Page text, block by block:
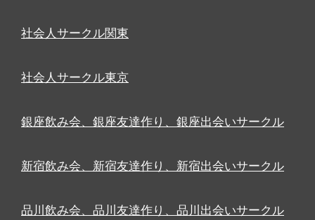
社会人サークル関東
社会人サークル東京
銀座飲み会、銀座友達作り、銀座出会いサークル
新宿飲み会、新宿友達作り、新宿出会いサークル
品川飲み会、品川友達作り、品川出会いサークル